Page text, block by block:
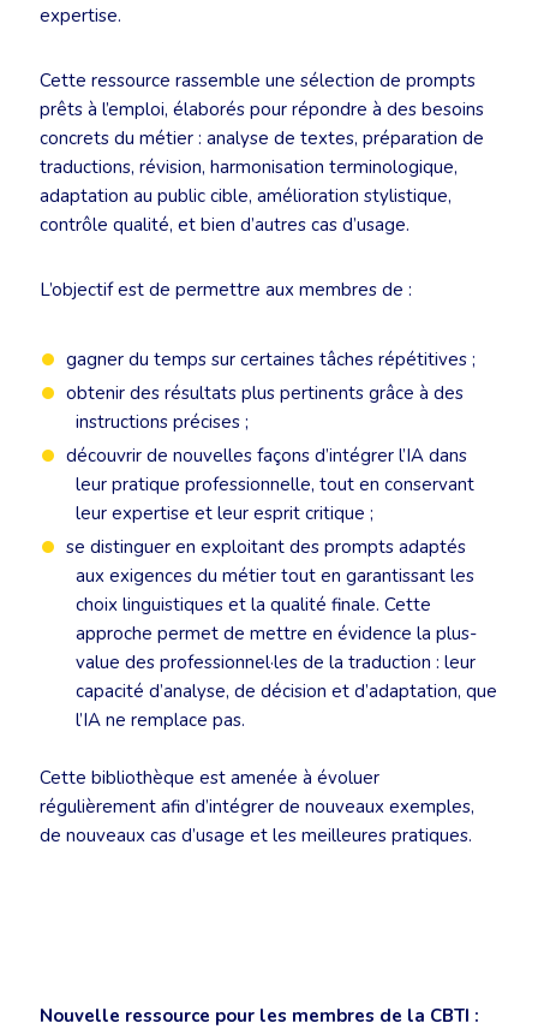
expertise.
Cette ressource rassemble une sélection de prompts
prêts à l’emploi, élaborés pour répondre à des besoins
concrets du métier : analyse de textes, préparation de
traductions, révision, harmonisation terminologique,
adaptation au public cible, amélioration stylistique,
contrôle qualité, et bien d’autres cas d’usage.
L’objectif est de permettre aux membres de :
gagner du temps sur certaines tâches répétitives ;
obtenir des résultats plus pertinents grâce à des
instructions précises ;
découvrir de nouvelles façons d’intégrer l’IA dans
leur pratique professionnelle, tout en conservant
leur expertise et leur esprit critique ;
se distinguer en exploitant des prompts adaptés
aux exigences du métier tout en garantissant les
choix linguistiques et la qualité finale. Cette
approche permet de mettre en évidence la plus-
value des professionnel·les de la traduction : leur
capacité d’analyse, de décision et d’adaptation, que
l’IA ne remplace pas.
Cette bibliothèque est amenée à évoluer
régulièrement afin d’intégrer de nouveaux exemples,
de nouveaux cas d’usage et les meilleures pratiques.
Nouvelle ressource pour les membres de la CBTI :